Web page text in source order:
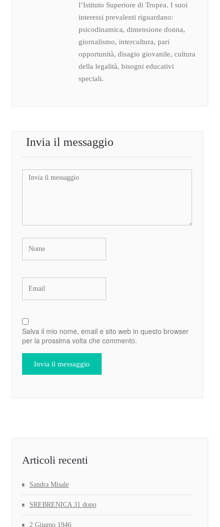
l’Istituto Superiore di Tropea. I suoi
interessi prevalenti riguardano:
psicodinamica, dimensione donna,
giornalismo, intercultura, pari
opportunità, disagio giovanile, cultura
della legalità, bisogni educativi
speciali.
Invia il messaggio
Salva il mio nome, email e sito web in questo browser
per la prossima volta che commento.
Articoli recenti
Sandra Misale
SREBRENICA 31 dopo
2 Giugno 1946